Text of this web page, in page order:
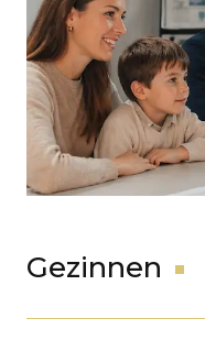
Gezinnen